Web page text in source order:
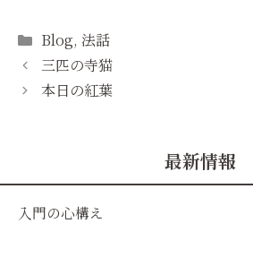
Categories
Blog, 法話
三匹の寺猫
本日の紅葉
最新情報
入門の心構え